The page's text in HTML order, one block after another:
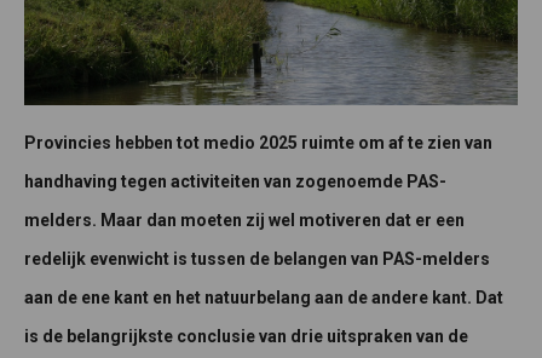
Provincies hebben tot medio 2025 ruimte om af te zien van
handhaving tegen activiteiten van zogenoemde PAS-
melders. Maar dan moeten zij wel motiveren dat er een
redelijk evenwicht is tussen de belangen van PAS-melders
aan de ene kant en het natuurbelang aan de andere kant. Dat
is de belangrijkste conclusie van drie uitspraken van de